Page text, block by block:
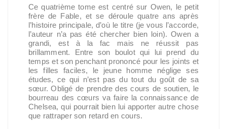
Ce quatrième tome est centré sur Owen, le petit
frère de Fable, et se déroule quatre ans après
l’histoire principale, d’où le titre (je vous l’accorde,
l’auteur n’a pas été chercher bien loin). Owen a
grandi, est à la fac mais ne réussit pas
brillamment. Entre son boulot qui lui prend du
temps et son penchant prononcé pour les joints et
les filles faciles, le jeune homme néglige ses
études, ce qui n’est pas du tout du goût de sa
sœur. Obligé de prendre des cours de soutien, le
bourreau des cœurs va faire la connaissance de
Chelsea, qui pourrait bien lui apporter autre chose
que rattraper son retard en cours.